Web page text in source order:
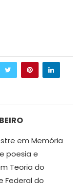
em Memória
poesia e
Teoria do
Federal do